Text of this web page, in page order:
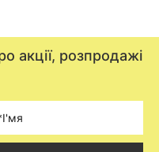
акції, розпродажі